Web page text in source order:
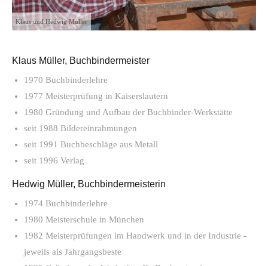
Klaus und Hedwig Müller
Klaus Müller, Buchbindermeister
1970 Buchbinderlehre
1977 Meisterprüfung in Kaiserslautern
1980 Gründung und Aufbau der Buchbinder-Werkstätte
seit 1988 Bildereinrahmungen
seit 1991 Buchbeschläge aus Metall
seit 1996 Verlag
Hedwig Müller, Buchbindermeisterin
1974 Buchbinderlehre
1980 Meisterschule in München
1982 Meisterprüfungen im Handwerk und in der Industrie -
jeweils als Jahrgangsbeste